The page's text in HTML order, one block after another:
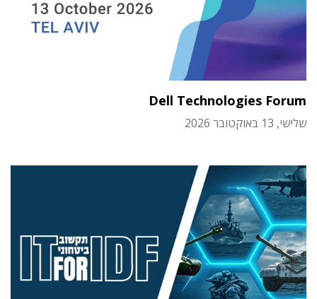
Dell Technologies Forum
שלישי, 13 באוקטובר 2026